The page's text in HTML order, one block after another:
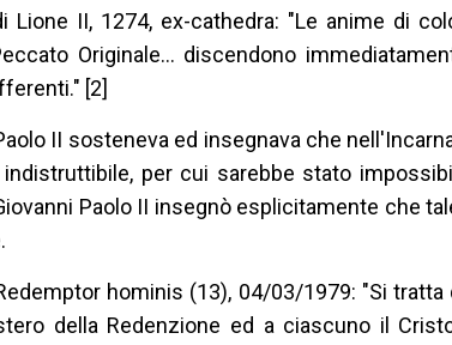
Lione II, 1274, ex-cathedra: "Le anime di
Originale… discendono
[2]
II sosteneva ed insegnava che
per cui sarebbe stato
Paolo II insegnò esplicitamente che
hominis (13), 04/03/1979: "Si
della Redenzione ed a ciascuno il